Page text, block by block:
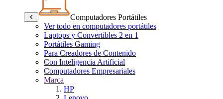
Computadores Portátiles
Ver todo en computadores portátiles
Laptops y Convertibles 2 en 1
Portátiles Gaming
Para Creadores de Contenido
Con Inteligencia Artificial
Computadores Empresariales
Marca
HP